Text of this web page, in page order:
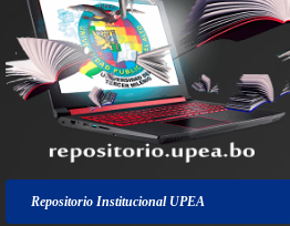
navegación
Repositorio Institucional UPEA